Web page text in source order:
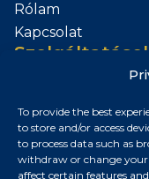
To provide the best
to store and/or access
to process data such as
withdraw or change
affect certain features
Rólam
Kapcsolat
Kapcsolat
Budapest,